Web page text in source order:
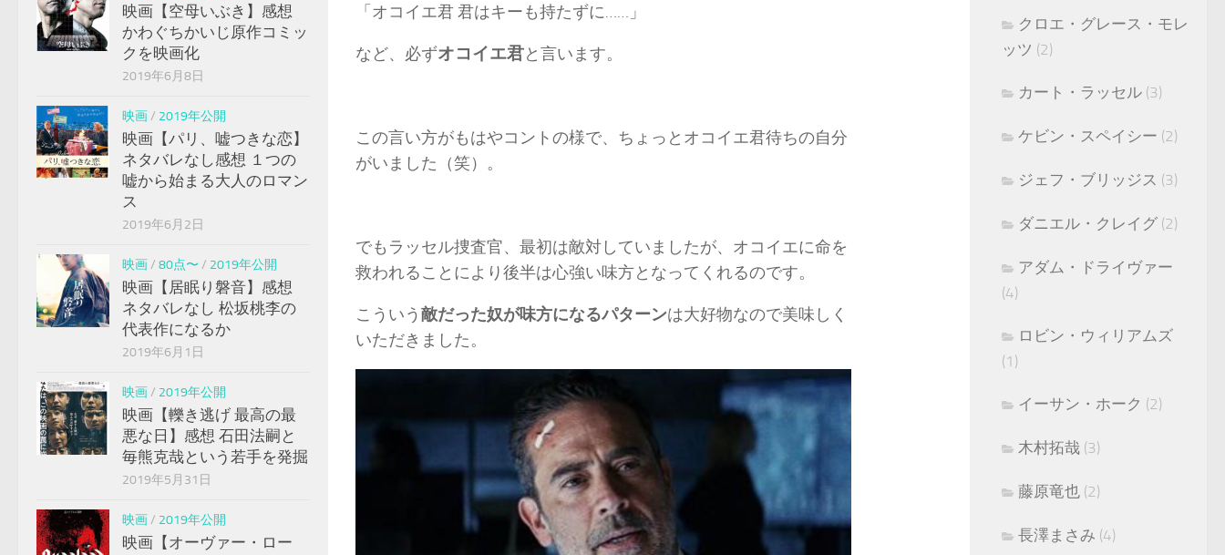
「オコイエ君 君はキーも持たずに……」
など、必ずオコイエ君と言います。
この言い方がもはやコントの様で、ちょっとオコイエ君待ちの自分
がいました（笑）。
でもラッセル捜査官、最初は敵対していましたが、オコイエに命を
救われることにより後半は心強い味方となってくれるのです。
こういう敵だった奴が味方になるパターンは大好物なので美味しく
いただきました。
映画【空母いぶき】感想
かわぐちかいじ原作コミッ
クを映画化
2019年6月8日
映画/ 2019年公開
映画【パリ、嘘つきな恋】
ネタバレなし感想 １つの
嘘から始まる大人のロマン
ス
2019年6月2日
映画/ 80点〜 / 2019年公開
映画【居眠り磐音】感想
ネタバレなし 松坂桃李の
代表作になるか
2019年6月1日
映画/ 2019年公開
映画【轢き逃げ 最高の最
悪な日】感想 石田法嗣と
毎熊克哉という若手を発掘
2019年5月31日
映画/ 2019年公開
映画【オーヴァー・ロー
クロエ・グレース・モレ
ッツ (2)
カート・ラッセル (3)
ケビン・スペイシー (2)
ジェフ・ブリッジス (3)
ダニエル・クレイグ (2)
アダム・ドライヴァー
(4)
ロビン・ウィリアムズ
(1)
イーサン・ホーク (2)
木村拓哉 (3)
藤原竜也 (2)
長澤まさみ (4)